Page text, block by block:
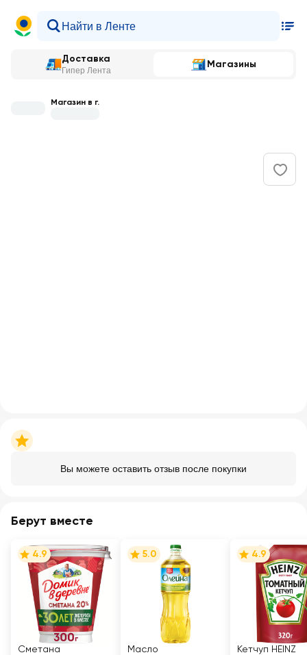
Доставка
Гипер Лента
Магазины
Магазин в г.
Вы можете оставить отзыв после покупки
Берут вместе
4.9
Сметана
5.0
Масло
4.9
Кетчуп HEINZ